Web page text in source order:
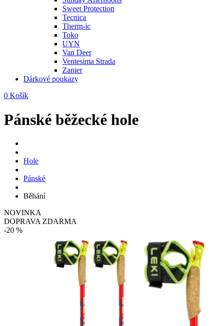
Sweet Protection
Tecnica
Therm-ic
Toko
UYN
Van Deer
Ventesima Strada
Zanier
Dárkové poukazy
0 Košík
Pánské běžecké hole
Hole
Pánské
Běhání
NOVINKA
DOPRAVA ZDARMA
-20 %